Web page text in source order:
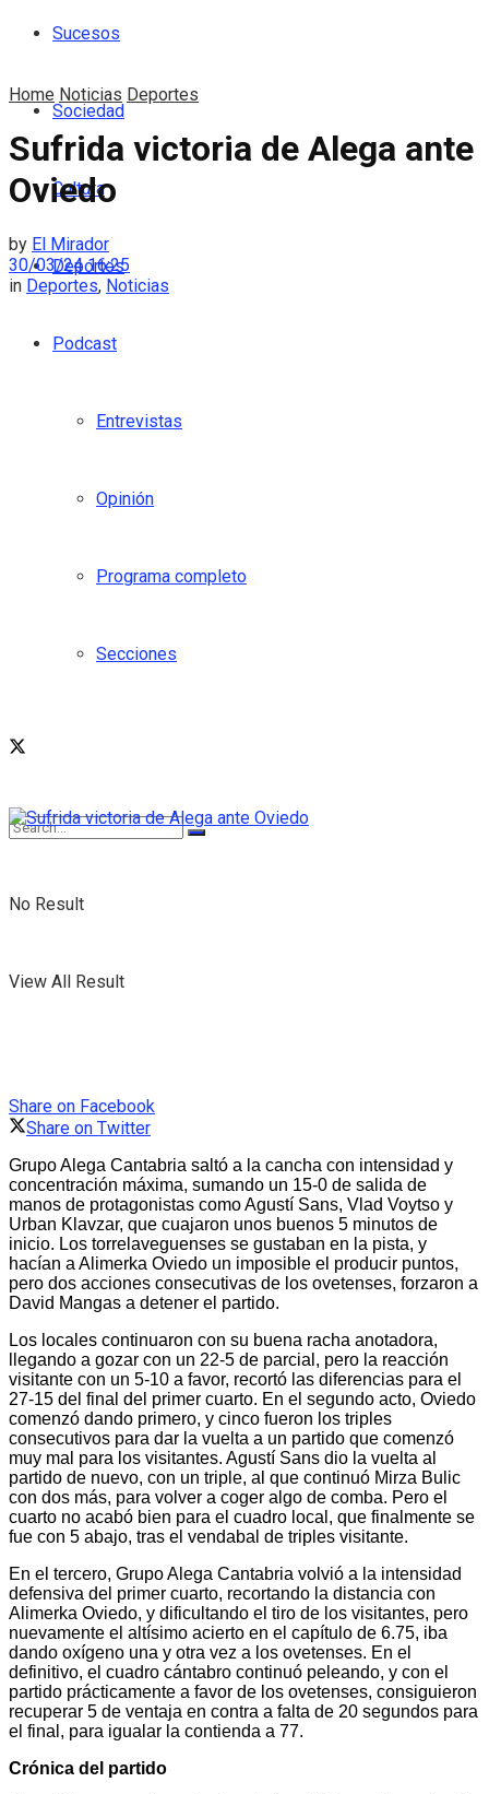
Sucesos
Sociedad
Cultura
Deportes
Podcast
Entrevistas
Opinión
Programa completo
Secciones
No Result
View All Result
Home Noticias Deportes
Sufrida victoria de Alega ante
Oviedo
by El Mirador
30/03/24 16:25
in Deportes, Noticias
Share on Facebook
Share on Twitter
Grupo Alega Cantabria saltó a la cancha con intensidad y
concentración máxima, sumando un 15-0 de salida de
manos de protagonistas como Agustí Sans, Vlad Voytso y
Urban Klavzar, que cuajaron unos buenos 5 minutos de
inicio. Los torrelaveguenses se gustaban en la pista, y
hacían a Alimerka Oviedo un imposible el producir puntos,
pero dos acciones consecutivas de los ovetenses, forzaron a
David Mangas a detener el partido.
Los locales continuaron con su buena racha anotadora,
llegando a gozar con un 22-5 de parcial, pero la reacción
visitante con un 5-10 a favor, recortó las diferencias para el
27-15 del final del primer cuarto. En el segundo acto, Oviedo
comenzó dando primero, y cinco fueron los triples
consecutivos para dar la vuelta a un partido que comenzó
muy mal para los visitantes. Agustí Sans dio la vuelta al
partido de nuevo, con un triple, al que continuó Mirza Bulic
con dos más, para volver a coger algo de comba. Pero el
cuarto no acabó bien para el cuadro local, que finalmente se
fue con 5 abajo, tras el vendabal de triples visitante.
En el tercero, Grupo Alega Cantabria volvió a la intensidad
defensiva del primer cuarto, recortando la distancia con
Alimerka Oviedo, y dificultando el tiro de los visitantes, pero
nuevamente el altísimo acierto en el capítulo de 6.75, iba
dando oxígeno una y otra vez a los ovetenses. En el
definitivo, el cuadro cántabro continuó peleando, y con el
partido prácticamente a favor de los ovetenses, consiguieron
recuperar 5 de ventaja en contra a falta de 20 segundos para
el final, para igualar la contienda a 77.
Crónica del partido